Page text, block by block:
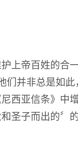
上帝百姓的合
们并非总是如
西亚信条》中
圣子而出的〞